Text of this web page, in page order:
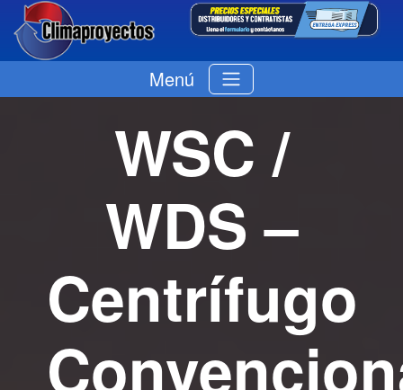
Menú
WSC /
WDS –
Centrífugo